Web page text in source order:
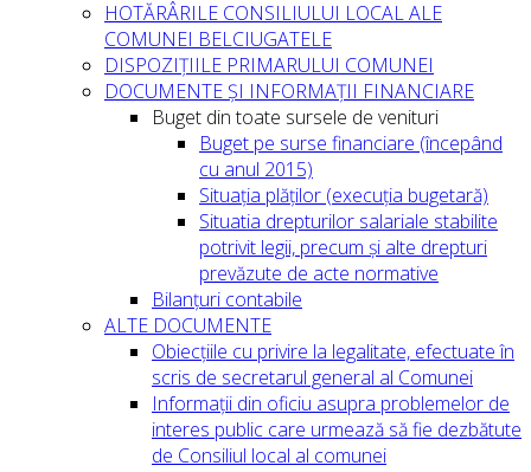
HOTĂRÂRILE CONSILIULUI LOCAL ALE
COMUNEI BELCIUGATELE
DISPOZIȚIILE PRIMARULUI COMUNEI
DOCUMENTE ȘI INFORMAȚII FINANCIARE
Buget din toate sursele de venituri
Buget pe surse financiare (începând
cu anul 2015)
Situația plăților (execuția bugetară)
Situatia drepturilor salariale stabilite
potrivit legii, precum și alte drepturi
prevăzute de acte normative
Bilanțuri contabile
ALTE DOCUMENTE
Obiecțiile cu privire la legalitate, efectuate în
scris de secretarul general al Comunei
Informații din oficiu asupra problemelor de
interes public care urmează să fie dezbătute
de Consiliul local al comunei